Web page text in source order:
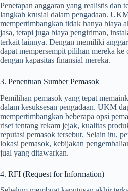
Penetapan anggaran yang realistis dan
langkah krusial dalam pengadaan.
mempertimbangkan tidak hanya biaya
jasa, tetapi juga biaya pengiriman,
terkait lainnya. Dengan memiliki
dapat mempersempit pilihan mereka ke
dengan kapasitas finansial mereka.
3. Penentuan Sumber Pemasok
Pemilihan pemasok yang tepat
dalam kesuksesan pengadaan. UKM
mempertimbangkan beberapa opsi
riset tentang rekam jejak, kualitas
reputasi pemasok tersebut. Selain itu,
lokasi pemasok, kebijakan
jual yang ditawarkan.
4. RFI (Request for Information)